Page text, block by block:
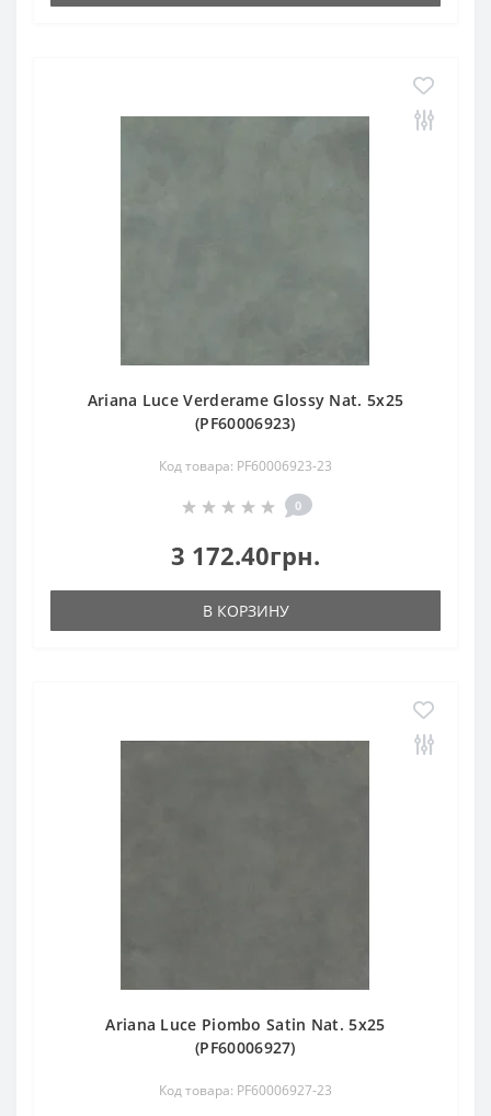
Ariana Luce Verderame Glossy Nat. 5х25
(PF60006923)
Код товара: PF60006923-23
0
3 172.40грн.
В КОРЗИНУ
Ariana Luce Piombo Satin Nat. 5х25
(PF60006927)
Код товара: PF60006927-23